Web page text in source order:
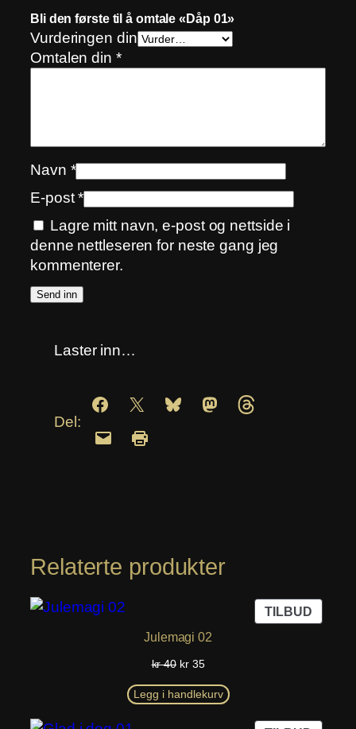
Bli den første til å omtale «Dåp 01»
Vurderingen din
Omtalen din *
Navn *
E-post*
Lagre mitt navn, e-post og nettside i
denne nettleseren for neste gang jeg
kommenterer.
Laster inn…
Del:
Relaterte produkter
TILBUD
PÅ
Julemagi 02
kr40 Opprinnelig
var:
kr 40.
kr35Nåværende
er:
kr 35.
Legg i handlekurv